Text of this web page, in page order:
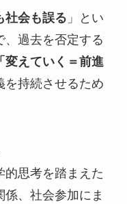
社会も誤る 」とい
、過去を否定する
変えていく＝前進
を持続させるため
的思考を踏まえた
、社会参加にま